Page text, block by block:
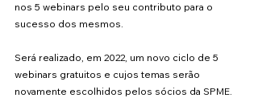
nos 5 webinars pelo seu contributo para o
sucesso dos mesmos.
Será realizado, em 2022, um novo ciclo de 5
webinars gratuitos e cujos temas serão
novamente escolhidos pelos sócios da SPME.